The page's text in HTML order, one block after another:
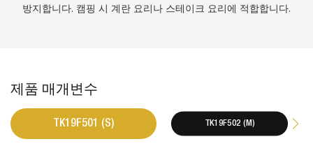
방지합니다. 캠핑 시 계란 요리나 스테이크 요리에 적합합니다.
제품 매개변수
TK19F501 (S) TK19F502 (M)